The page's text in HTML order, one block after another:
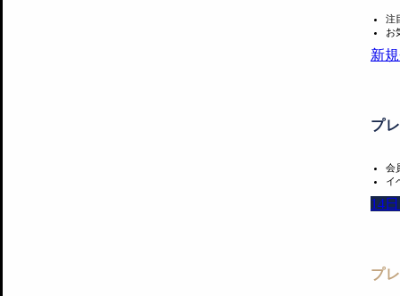
注
お
新
プ
会
イ
14
プ